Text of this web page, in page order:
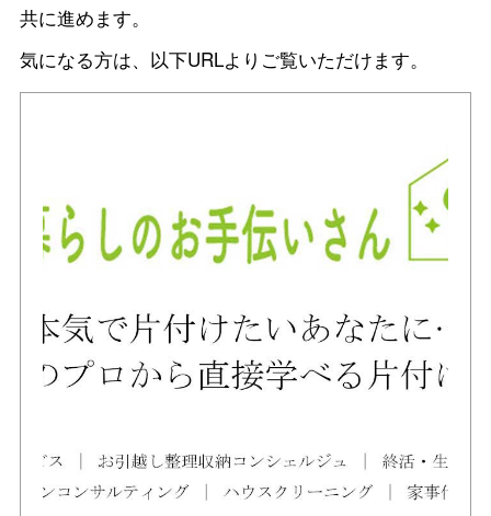
共に進めます。
気になる方は、以下URLよりご覧いただけます。